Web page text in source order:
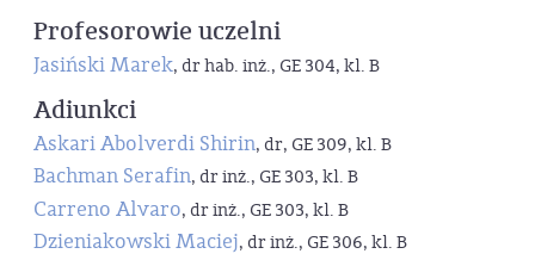
Profesorowie uczelni
Jasiński Marek, dr hab. inż., GE 304, kl. B
Adiunkci
Askari Abolverdi Shirin, dr, GE 309, kl. B
Bachman Serafin, dr inż., GE 303, kl. B
Carreno Alvaro, dr inż., GE 303, kl. B
Dzieniakowski Maciej, dr inż., GE 306, kl. B